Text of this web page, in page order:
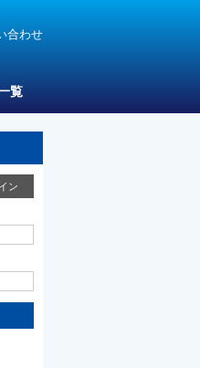
合わせ
覧
ン